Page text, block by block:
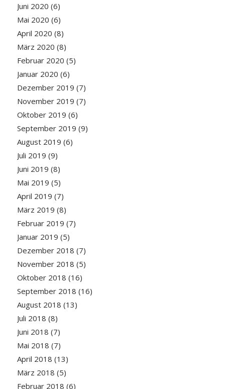
Juni 2020 (6)
Mai 2020 (6)
April 2020 (8)
März 2020 (8)
Februar 2020 (5)
Januar 2020 (6)
Dezember 2019 (7)
November 2019 (7)
Oktober 2019 (6)
September 2019 (9)
August 2019 (6)
Juli 2019 (9)
Juni 2019 (8)
Mai 2019 (5)
April 2019 (7)
März 2019 (8)
Februar 2019 (7)
Januar 2019 (5)
Dezember 2018 (7)
November 2018 (5)
Oktober 2018 (16)
September 2018 (16)
August 2018 (13)
Juli 2018 (8)
Juni 2018 (7)
Mai 2018 (7)
April 2018 (13)
März 2018 (5)
Februar 2018 (6)